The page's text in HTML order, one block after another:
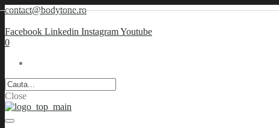
contact@bodytone.ro
Facebook Linkedin InstagramYoutube
0
Close